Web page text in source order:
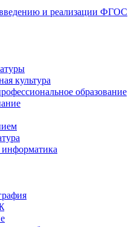
и реализации ФГОС
культура
образование